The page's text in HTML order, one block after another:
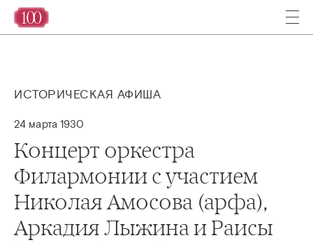
ИСТОРИЧЕСКАЯ АФИША
24 марта 1930
Концерт оркестра
Филармонии с участием
Николая Амосова (арфа),
Аркадия Лыжина и Раисы